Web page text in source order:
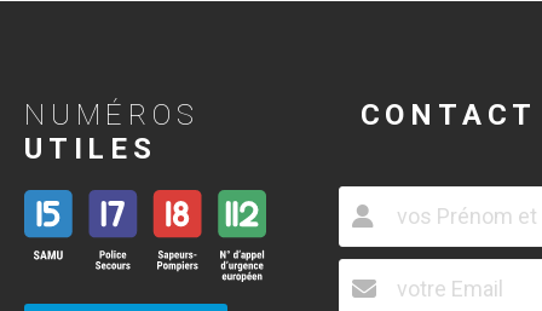
NUMÉROS
UTILES
CONTACT